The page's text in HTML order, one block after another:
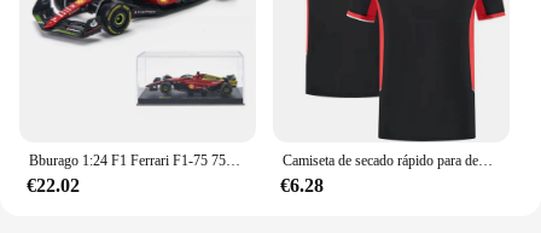
Bburago 1:24 F1 Ferrari F1-75 75o Aniversario # 16 Leclerc # 55 Sainz Monza italiano GP vehículo de aleación coches fundidos a presión modelo juguetes regalo
€22.02
Camiseta de secado rápido para deportes al aire libre, camisa informal de moda, estilo de equipo, gran oferta, V1, Moneygram, nueva
€6.28